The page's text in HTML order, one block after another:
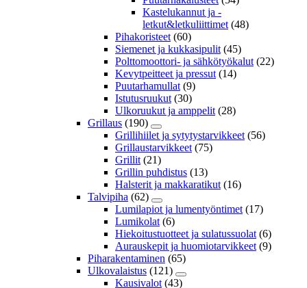
Kastelukannut ja -
letkut&letkuliittimet (48)
Pihakoristeet (60)
Siemenet ja kukkasipulit (45)
Polttomoottori- ja sähkötyökalut (22)
Kevytpeitteet ja pressut (14)
Puutarhamullat (9)
Istutusruukut (30)
Ulkoruukut ja amppelit (28)
Grillaus (190)
Grillihiilet ja sytytystarvikkeet (56)
Grillaustarvikkeet (75)
Grillit (21)
Grillin puhdistus (13)
Halsterit ja makkaratikut (16)
Talvipiha (62)
Lumilapiot ja lumentyöntimet (17)
Lumikolat (6)
Hiekoitustuotteet ja sulatussuolat (6)
Aurauskepit ja huomiotarvikkeet (9)
Piharakentaminen (65)
Ulkovalaistus (121)
Kausivalot (43)